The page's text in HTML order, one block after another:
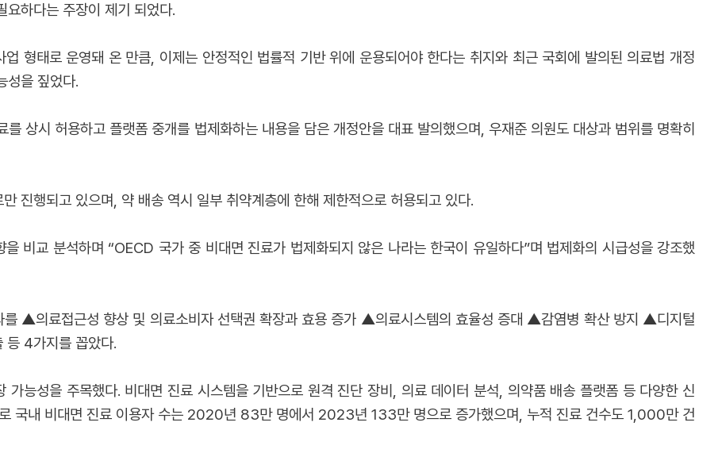
요하다는 주장이 제기 되었다.
업 형태로 운영돼 온 만큼, 이제는 안정적인 법률적 기반 위에 운용되어야 한다는 취지와 최근 국회에 발의된 의료법 개정
성을 짚었다.
상시 허용하고 플랫폼 중개를 법제화하는 내용을 담은 개정안을 대표 발의했으며, 우재준 의원도 대상과 범위를 명확히
진행되고 있으며, 약 배송 역시 일부 취약계층에 한해 제한적으로 허용되고 있다.
비교 분석하며 “OECD 국가 중 비대면 진료가 법제화되지 않은 나라는 한국이 유일하다”며 법제화의 시급성을 강조했
를 ▲의료접근성 향상 및 의료소비자 선택권 확장과 효용 증가 ▲의료시스템의 효율성 증대 ▲감염병 확산 방지 ▲디지털
등 4가지를 꼽았다.
가능성을 주목했다. 비대면 진료 시스템을 기반으로 원격 진단 장비, 의료 데이터 분석, 의약품 배송 플랫폼 등 다양한 신
국내 비대면 진료 이용자 수는 2020년 83만 명에서 2023년 133만 명으로 증가했으며, 누적 진료 건수도 1,000만 건